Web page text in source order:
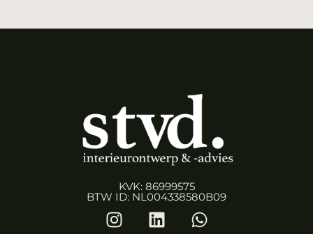
KVK: 86999575
BTW ID: NL004338580B09